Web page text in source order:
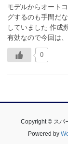
モデルからオート
グするのも手間だ
していました 作成
有効なので今回は
0
Copyright © スパ
Powered by